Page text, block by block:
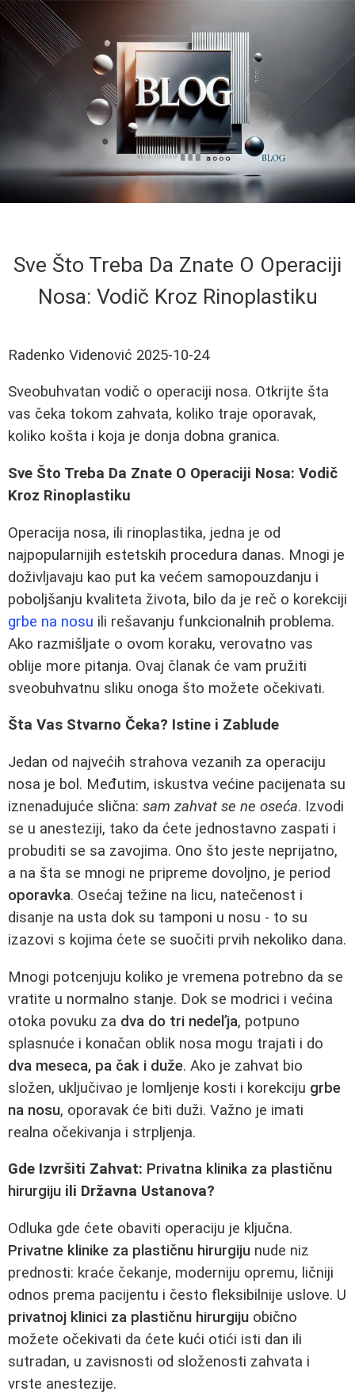
Sve Što Treba Da Znate O Operaciji
Nosa: Vodič Kroz Rinoplastiku
Radenko Videnović 2025-10-24
Sveobuhvatan vodič o operaciji nosa. Otkrijte šta
vas čeka tokom zahvata, koliko traje oporavak,
koliko košta i koja je donja dobna granica.
Sve Što Treba Da Znate O Operaciji Nosa: Vodič
Kroz Rinoplastiku
Operacija nosa, ili rinoplastika, jedna je od
najpopularnijih estetskih procedura danas. Mnogi je
doživljavaju kao put ka većem samopouzdanju i
poboljšanju kvaliteta života, bilo da je reč o korekciji
grbe na nosu ili rešavanju funkcionalnih problema.
Ako razmišljate o ovom koraku, verovatno vas
oblije more pitanja. Ovaj članak će vam pružiti
sveobuhvatnu sliku onoga što možete očekivati.
Šta Vas Stvarno Čeka? Istine i Zablude
Jedan od najvećih strahova vezanih za operaciju
nosa je bol. Međutim, iskustva većine pacijenata su
iznenadujuće slična: sam zahvat se ne oseća. Izvodi
se u anesteziji, tako da ćete jednostavno zaspati i
probuditi se sa zavojima. Ono što jeste neprijatno,
a na šta se mnogi ne pripreme dovoljno, je period
oporavka. Osećaj težine na licu, natečenost i
disanje na usta dok su tamponi u nosu - to su
izazovi s kojima ćete se suočiti prvih nekoliko dana.
Mnogi potcenjuju koliko je vremena potrebno da se
vratite u normalno stanje. Dok se modrici i većina
otoka povuku za dva do tri nedeľja, potpuno
splasnuće i konačan oblik nosa mogu trajati i do
dva meseca, pa čak i duže. Ako je zahvat bio
složen, uključivao je lomljenje kosti i korekciju grbe
na nosu, oporavak će biti duži. Važno je imati
realna očekivanja i strpljenja.
Gde Izvršiti Zahvat: Privatna klinika za plastičnu
hirurgiju ili Državna Ustanova?
Odluka gde ćete obaviti operaciju je ključna.
Privatne klinike za plastičnu hirurgiju nude niz
prednosti: kraće čekanje, moderniju opremu, ličniji
odnos prema pacijentu i često fleksibilnije uslove. U
privatnoj klinici za plastičnu hirurgiju obično
možete očekivati da ćete kući otići isti dan ili
sutradan, u zavisnosti od složenosti zahvata i
vrste anestezije.